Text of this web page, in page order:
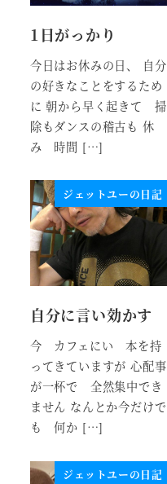
1日がっかり
今日はお休みの日、 自分
の好きなことをするため
に 朝から早く起きて 掃
除もダンスの稽古も 休
み 時間 […]
ジェットユーの日記
自分に言い効かす
今 カフェにい 本を持
ってきていますが 心配事
が一杯で 全然集中でき
ません なんとか今だけで
も 何か […]
ジェットユーの日記